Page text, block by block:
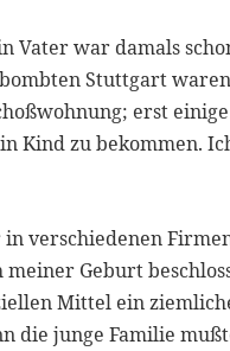
Vater war damals
Stuttgart
erst
Kind zu bekommen.
verschiedenen
Geburt
Mittel ein
die junge Familie